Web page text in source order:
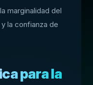
marginalidad del
la confianza de
para la